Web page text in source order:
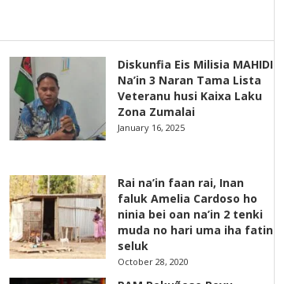
Diskunfia Eis Milisia MAHIDI
Na’in 3 Naran Tama Lista
Veteranu husi Kaixa Laku
Zona Zumalai
January 16, 2025
Rai na’in faan rai, Inan
faluk Amelia Cardoso ho
ninia bei oan na’in 2 tenki
muda no hari uma iha fatin
seluk
October 28, 2020